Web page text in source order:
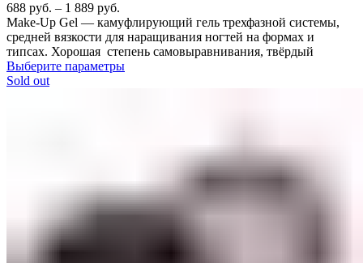
688 руб. – 1 889 руб.
Make-Up Gel — камуфлирующий гель трехфазной системы,
средней вязкости для наращивания ногтей на формах и
типсах. Хорошая степень самовыравнивания, твёрдый
Выберите параметры
Sold out